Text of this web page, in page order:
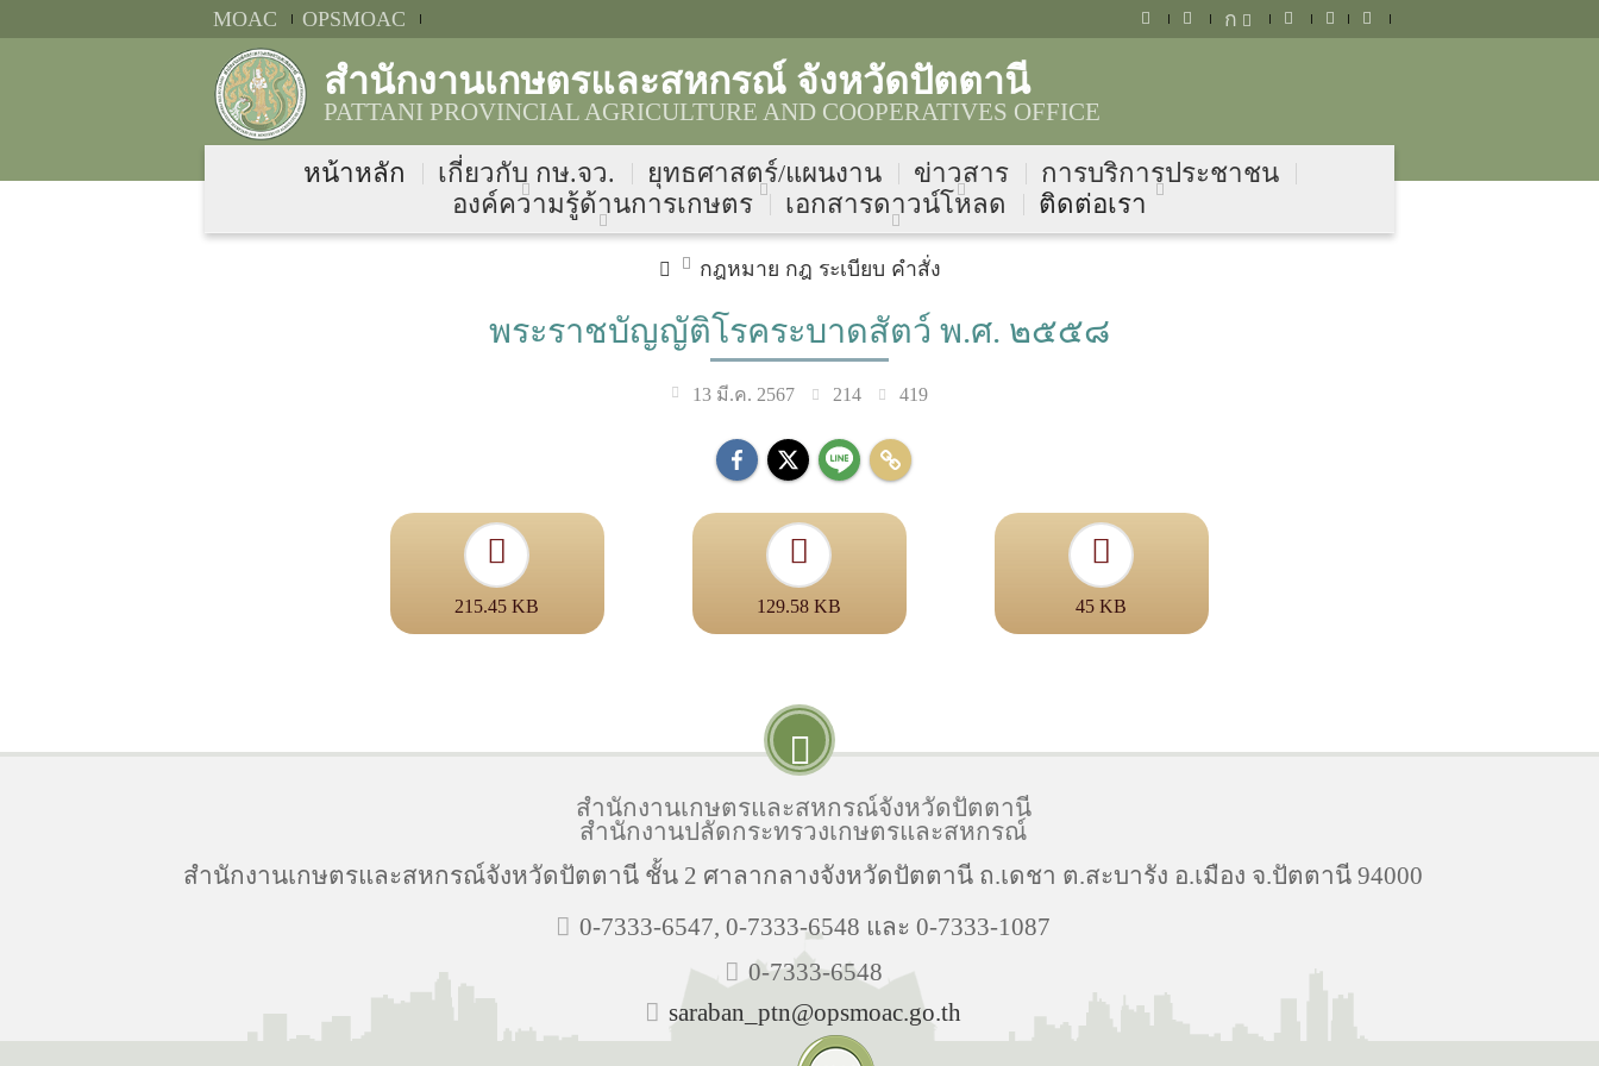
MOAC OPSMOAC ก
สำนักงานเกษตรและสหกรณ์ จังหวัดปัตตานี
PATTANI PROVINCIAL AGRICULTURE AND COOPERATIVES OFFICE
หน้าหลัก เกี่ยวกับ กษ.จว. ยุทธศาสตร์/แผนงาน ข่าวสาร
การบริการประชาชน
องค์ความรู้ด้านการเกษตร
เอกสารดาวน์โหลด ติดต่อเรา
กฎหมาย กฎ ระเบียบ คำสั่ง
พระราชบัญญัติโรคระบาดสัตว์ พ.ศ. ๒๕๕๘
13 มี.ค. 2567 214 419
215.45 KB 129.58 KB 45 KB
สำนักงานเกษตรและสหกรณ์จังหวัดปัตตานี
สำนักงานปลัดกระทรวงเกษตรและสหกรณ์
สำนักงานเกษตรและสหกรณ์จังหวัดปัตตานี ชั้น 2 ศาลากลางจังหวัดปัตตานี ถ.เดชา ต.สะบารัง อ.เมือง จ.ปัตตานี 94000
0-7333-6547, 0-7333-6548 และ 0-7333-1087
0-7333-6548
saraban_ptn@opsmoac.go.th